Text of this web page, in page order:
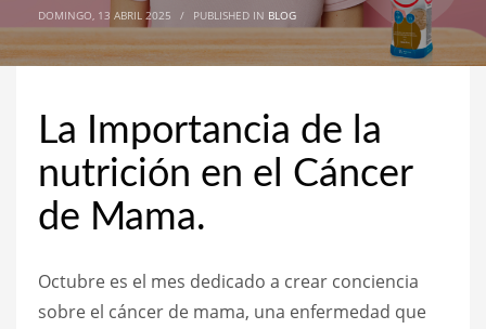
DOMINGO, 13 ABRIL 2025 / PUBLISHED IN BLOG
La Importancia de la
nutrición en el Cáncer
de Mama.
Octubre es el mes dedicado a crear conciencia
sobre el cáncer de mama, una enfermedad que